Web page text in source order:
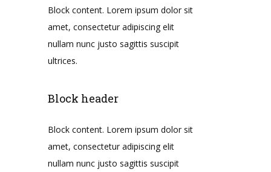
Block content. Lorem ipsum dolor sit
amet, consectetur adipiscing elit
nullam nunc justo sagittis suscipit
ultrices.
Block header
Block content. Lorem ipsum dolor sit
amet, consectetur adipiscing elit
nullam nunc justo sagittis suscipit